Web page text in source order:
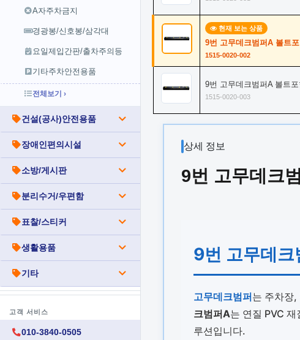
A자주차금지
경광봉/신호봉/삼각대
요일제입간판/출차주의등
기타주차안전용품
전체보기 ›
건설(공사)안전용품
장애인편의시설
소방/게시판
분리수거/우편함
표찰/스티커
생활용품
기타
고객 서비스
010-3840-0505
현재 보는 상품
9번 고무데크범퍼A 볼트
1515-0020-002
9번 고무데크범퍼A 볼트
1515-0020-003
상세 정보
9번 고무데크
9번 고무데크
고무데크범퍼는 주차장
크범퍼A는 연질 PVC
루션입니다.